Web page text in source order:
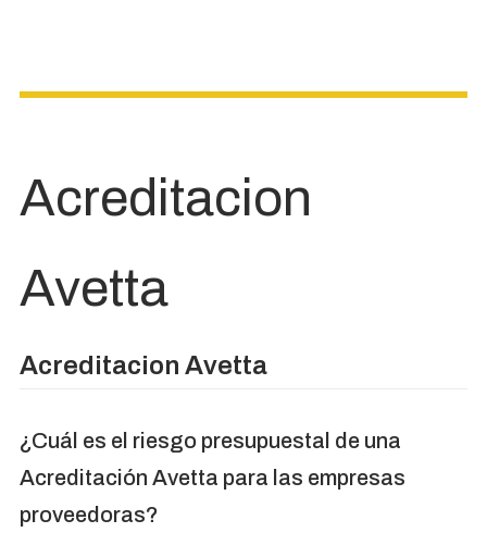
Acreditacion
Avetta
Acreditacion Avetta
¿Cuál es el riesgo presupuestal de una
Acreditación Avetta para las empresas
proveedoras?